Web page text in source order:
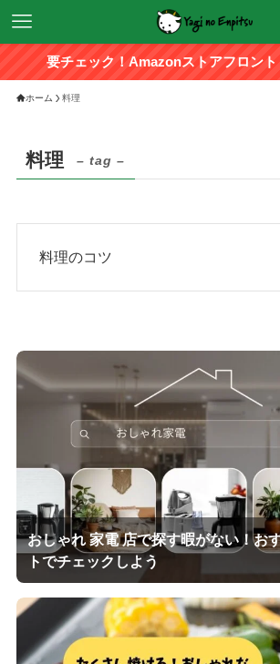
チェック！Amazonストアフロント
ホーム 料理
料理 – tag –
料理のコツ
おしゃれ 家電 店で探す暇がない！お
トでチェックしよう